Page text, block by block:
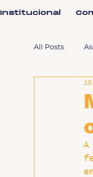
Institucional
All Posts
Assuntos
A